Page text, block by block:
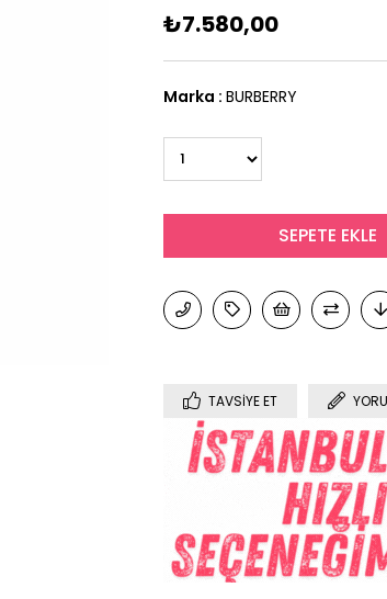
₺7.580,00
Marka : BURBERRY
TAVSIYE ET